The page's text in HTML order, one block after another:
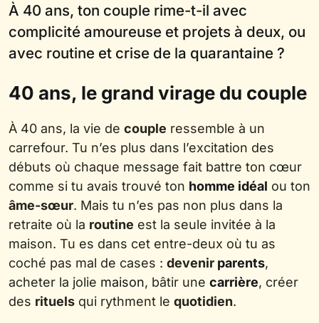
À 40 ans, ton couple rime-t-il avec
complicité amoureuse et projets à deux, ou
avec routine et crise de la quarantaine ?
40 ans, le grand virage du couple
À 40 ans, la vie de couple ressemble à un
carrefour. Tu n’es plus dans l’excitation des
débuts où chaque message fait battre ton cœur
comme si tu avais trouvé ton homme idéal ou ton
âme-sœur. Mais tu n’es pas non plus dans la
retraite où la routine est la seule invitée à la
maison. Tu es dans cet entre-deux où tu as
coché pas mal de cases : devenir parents,
acheter la jolie maison, bâtir une carrière, créer
des rituels qui rythment le quotidien.